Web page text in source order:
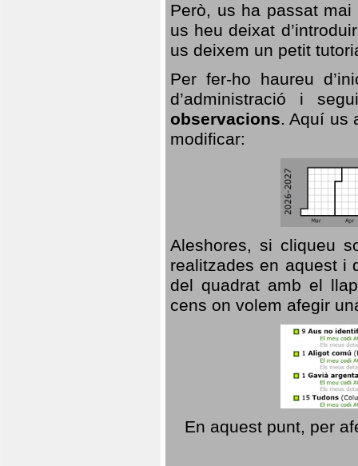
Però, us ha passat
us heu deixat
us deixem un petit
Per fer-ho haureu
d’administració i
observacions. Aquí us
modificar:
Aleshores, si cliqueu
realitzades en aquest i
del quadrat amb el
cens on volem afegir
En aquest punt, per